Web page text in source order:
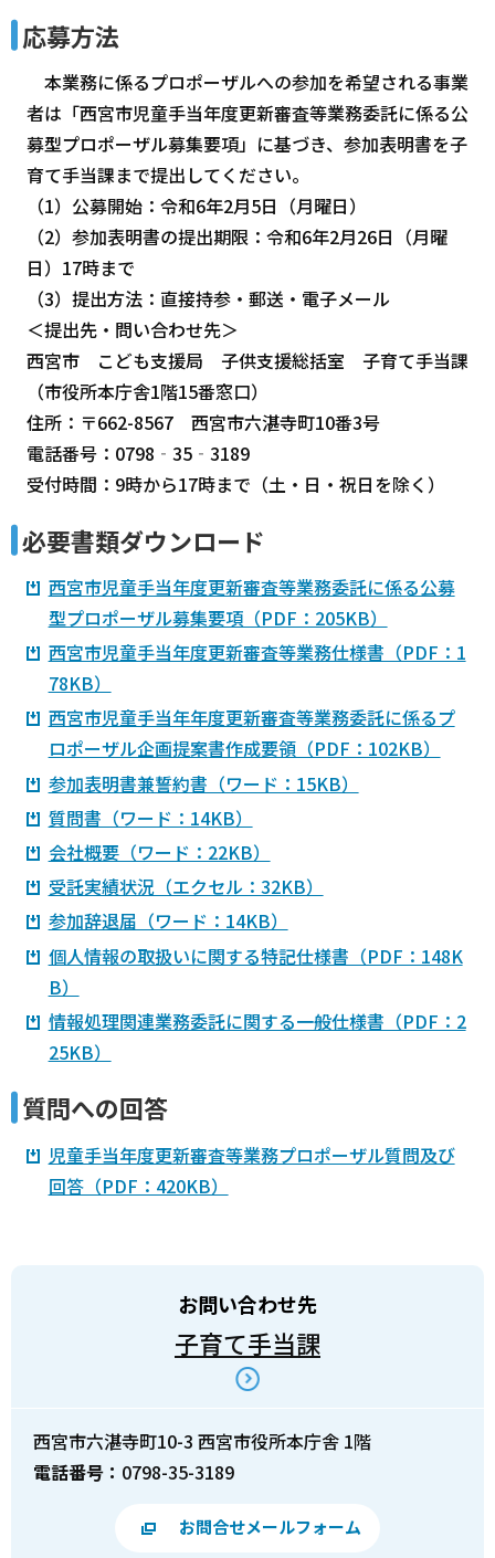
応募方法
本業務に係るプロポーザルへの参加を希望される事業
者は「西宮市児童手当年度更新審査等業務委託に係る公
募型プロポーザル募集要項」に基づき、参加表明書を子
育て手当課まで提出してください。
（1）公募開始：令和6年2月5日（月曜日）
（2）参加表明書の提出期限：令和6年2月26日（月曜
日）17時まで
（3）提出方法：直接持参・郵送・電子メール
＜提出先・問い合わせ先＞
西宮市 こども支援局 子供支援総括室 子育て手当課
（市役所本庁舎1階15番窓口）
住所：〒662-8567 西宮市六湛寺町10番3号
電話番号：0798‐35‐3189
受付時間：9時から17時まで（土・日・祝日を除く）
必要書類ダウンロード
西宮市児童手当年度更新審査等業務委託に係る公募
型プロポーザル募集要項（PDF：205KB）
西宮市児童手当年度更新審査等業務仕様書（PDF：1
78KB）
西宮市児童手当年年度更新審査等業務委託に係るプ
ロポーザル企画提案書作成要領（PDF：102KB）
参加表明書兼誓約書（ワード：15KB）
質問書（ワード：14KB）
会社概要（ワード：22KB）
受託実績状況（エクセル：32KB）
参加辞退届（ワード：14KB）
個人情報の取扱いに関する特記仕様書（PDF：148K
B）
情報処理関連業務委託に関する一般仕様書（PDF：2
25KB）
質問への回答
児童手当年度更新審査等業務プロポーザル質問及び
回答（PDF：420KB）
お問い合わせ先
子育て手当課
西宮市六湛寺町10-3 西宮市役所本庁舎 1階
電話番号： 0798-35-3189
お問合せメールフォーム